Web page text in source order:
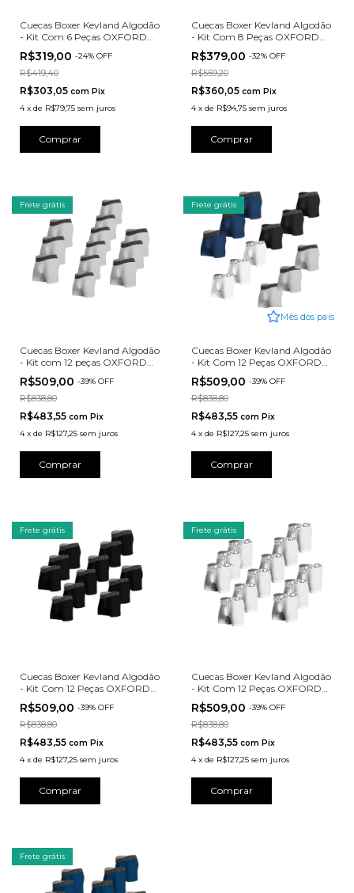
Cuecas Boxer Kevland Algodão
- Kit Com 6 Peças OXFORD
AZUL
R$319,00 -24% OFF
R$419,40
R$303,05 com Pix
4 x de R$79,75 sem juros
Comprar
Cuecas Boxer Kevland Algodão
- Kit Com 8 Peças OXFORD
SORTIDO
R$379,00 -32% OFF
R$559,20
R$360,05 com Pix
4 x de R$94,75 sem juros
Comprar
Frete grátis
Cuecas Boxer Kevland Algodão
- Kit com 12 peças OXFORD
MESCLA
R$509,00 -39% OFF
R$838,80
R$483,55 com Pix
4 x de R$127,25 sem juros
Comprar
Mês dos pais
Frete grátis
Cuecas Boxer Kevland Algodão
- Kit Com 12 Peças OXFORD
SORTIDO
R$509,00 -39% OFF
R$838,80
R$483,55 com Pix
4 x de R$127,25 sem juros
Comprar
Frete grátis
Cuecas Boxer Kevland Algodão
- Kit Com 12 Peças OXFORD
PRETO
R$509,00 -39% OFF
R$838,80
R$483,55 com Pix
4 x de R$127,25 sem juros
Comprar
Frete grátis
Cuecas Boxer Kevland Algodão
- Kit Com 12 Peças OXFORD
BRANCO
R$509,00 -39% OFF
R$838,80
R$483,55 com Pix
4 x de R$127,25 sem juros
Comprar
Frete grátis